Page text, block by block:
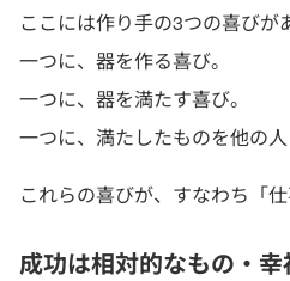
ここには作り手の3つの喜びが
一つに、器を作る喜び。
一つに、器を満たす喜び。
一つに、満たしたものを他の人
これらの喜びが、すなわち「仕
成功は相対的なもの・